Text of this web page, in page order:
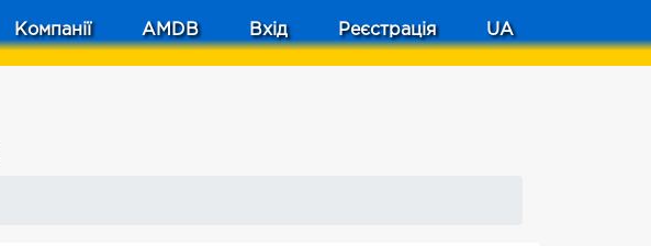
Компанії AMDB Вхід Реєстрація UA